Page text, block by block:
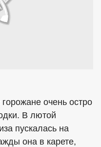
очень остро
В лютой
пускалась на
она в карете,